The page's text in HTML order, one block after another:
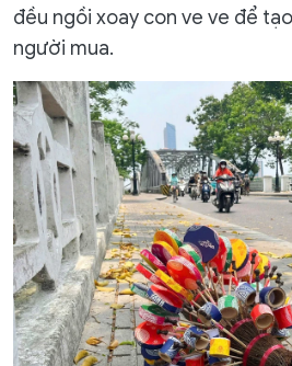
đều ngồi xoay con ve ve để
người mua.